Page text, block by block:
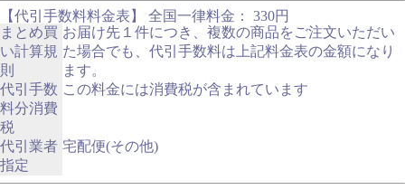
【代引手数料料金表】 全国一律料金： 330円
まとめ買
い計算規
則
お届け先１件につき、複数の商品をご注文いただい
た場合でも、代引手数料は上記料金表の金額になり
ます。
代引手数
料分消費
税
この料金には消費税が含まれています
代引業者
指定
宅配便(その他)